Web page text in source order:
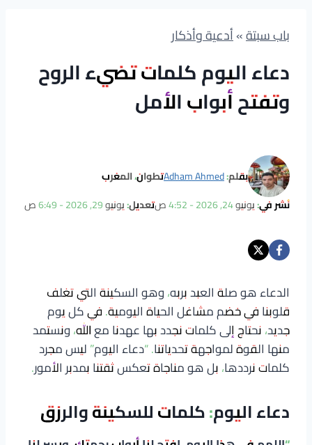
باب سبتة»أدعية وأذكار
دعاء اليوم كلمات تضيء الروح
وتفتح أبواب الأمل
بقلم:Adham Ahmedتطوان، المغرب
نُشر في:يونيو 24, 2026 - 4:52 ص تعديل:يونيو 29, 2026 - 6:49 ص
الدعاء هو صلة العبد بربه، وهو السكينة التي تغلف
قلوبنا في خضم مشاغل الحياة اليومية. في كل يوم
جديد، نحتاج إلى كلمات نجدد بها عهدنا مع الله، ونستمد
منها القوة لمواجهة تحدياتنا. “دعاء اليوم” ليس مجرد
كلمات نرددها، بل هو مناجاة تعكس ثقتنا بمدبر الأمور.
دعاء اليوم: كلمات للسكينة والرزق